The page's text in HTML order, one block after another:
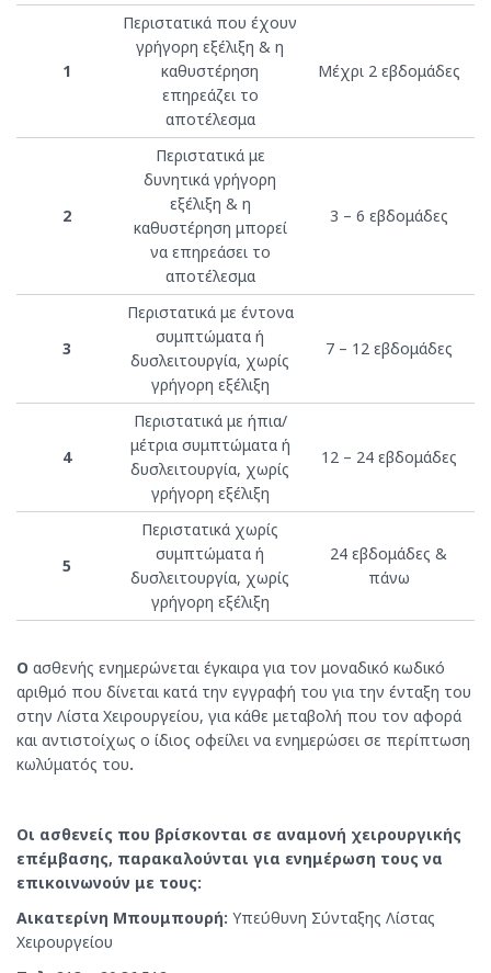
1
Περιστατικά που έχουν
γρήγορη εξέλιξη & η
καθυστέρηση
επηρεάζει το
αποτέλεσμα
Μέχρι 2 εβδομάδες
2
Περιστατικά με
δυνητικά γρήγορη
εξέλιξη & η
καθυστέρηση μπορεί
να επηρεάσει το
αποτέλεσμα
3 – 6 εβδομάδες
3
Περιστατικά με έντονα
συμπτώματα ή
δυσλειτουργία, χωρίς
γρήγορη εξέλιξη
7 – 12 εβδομάδες
4
Περιστατικά με ήπια/
μέτρια συμπτώματα ή
δυσλειτουργία, χωρίς
γρήγορη εξέλιξη
12 – 24 εβδομάδες
5
Περιστατικά χωρίς
συμπτώματα ή
δυσλειτουργία, χωρίς
γρήγορη εξέλιξη
24 εβδομάδες &
πάνω
Ο ασθενής ενημερώνεται έγκαιρα για τον μοναδικό κωδικό
αριθμό που δίνεται κατά την εγγραφή του για την ένταξη του
στην Λίστα Χειρουργείου, για κάθε μεταβολή που τον αφορά
και αντιστοίχως ο ίδιος οφείλει να ενημερώσει σε περίπτωση
κωλύματός του.
Οι ασθενείς που βρίσκονται σε αναμονή χειρουργικής
επέμβασης, παρακαλούνται για ενημέρωση τους να
επικοινωνούν με τους:
Αικατερίνη Μπουμπουρή: Υπεύθυνη Σύνταξης Λίστας
Χειρουργείου